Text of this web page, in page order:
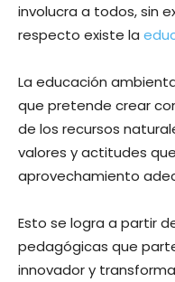
involucra a todos, sin
respecto existe la
La educación
que pretende crear
de los recursos
valores y actitudes
aprovechamiento
Esto se logra a partir
pedagógicas que
innovador y